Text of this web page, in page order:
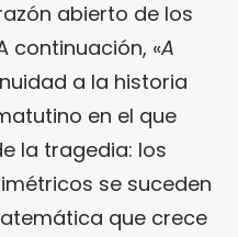
abierto de los
continuación, «A
a la historia
en el que
la tragedia: los
se suceden
que crece